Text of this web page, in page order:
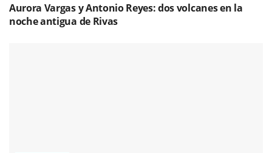
Aurora Vargas y Antonio Reyes: dos volcanes en la
noche antigua de Rivas